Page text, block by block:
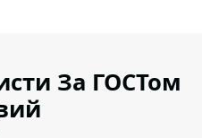
За ГОСТом